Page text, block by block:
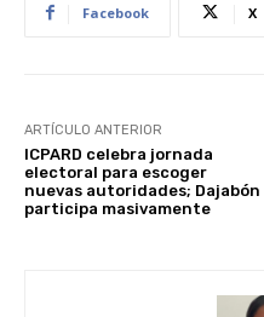
Facebook X
ARTÍCULO ANTERIOR
ICPARD celebra jornada
electoral para escoger
nuevas autoridades; Dajabón
participa masivamente